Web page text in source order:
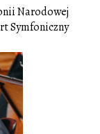
Narodowej
Symfoniczny